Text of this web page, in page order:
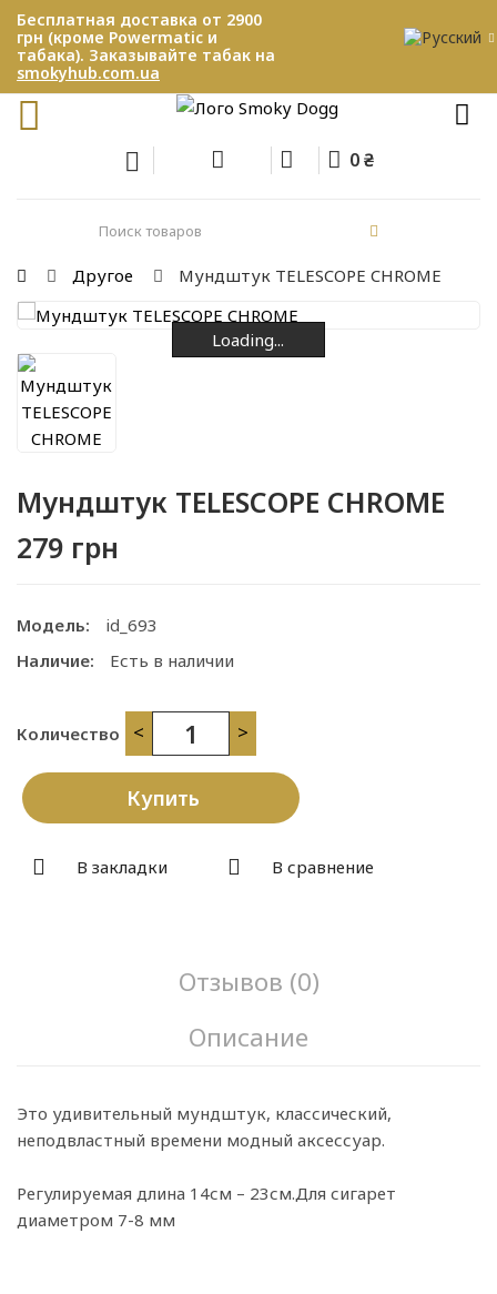
Бесплатная доставка от 2900
грн (кроме Powermatic и
табака). Заказывайте табак на
smokyhub.com.ua
0 ₴
Другое Мундштук TELESCOPE CHROME
Loading...
Loading...
Loading...
Loading...
Мундштук TELESCOPE CHROME
279 грн
Модель:
id_693
Наличие:
Есть в наличии
Количество < >
Купить
В закладки В сравнение
Отзывов (0)
Описание
Это удивительный мундштук, классический,
неподвластный времени модный аксессуар.
Регулируемая длина 14см – 23см.Для сигарет
диаметром 7-8 мм